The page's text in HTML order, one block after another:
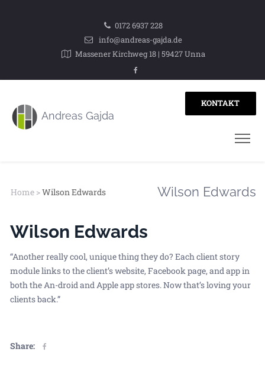
0172 6937 228
info@andreas-gajda.de
Massener Kirchweg 18 | 59427 Unna
KONTAKT
Home >Wilson Edwards Wilson Edwards
Wilson Edwards
“Another really cool, unique thing they do? Each client story
module links to the client’s website, Facebook page, and app in
both the An-droid and Apple app stores. Now that’s loving your
clients back.”
Share: